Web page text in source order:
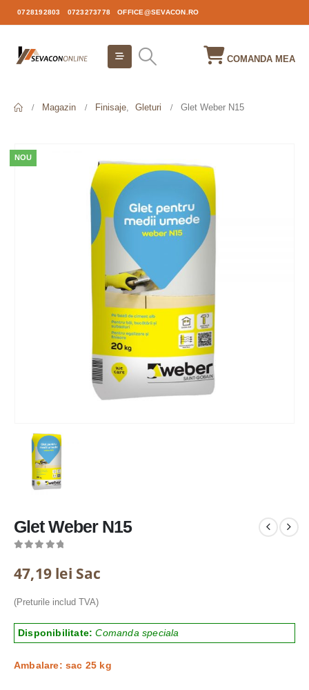
0728192803 0723273778 OFFICE@SEVACON.RO
COMANDA MEA
Magazin Finisaje, Gleturi Glet Weber N15
NOU
Glet Weber N15
47,19 lei Sac
(Preturile includ TVA)
Disponibilitate:Comanda speciala
Ambalare: sac 25 kg